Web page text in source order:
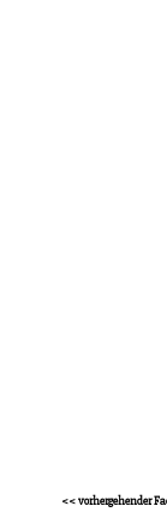
<< vorhergehender